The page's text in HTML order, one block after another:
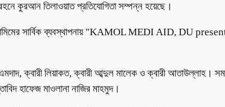
কুরআন তিলাওয়াত প্রতিযোগিতা সম্পন্ন হয়েছে।
হামিমের সার্বিক ব্যবস্থাপনায় "KAMOL MEDI AID, DU
ক্বারী লিয়াকত, ক্বারী আব্দুল মালেক ও ক্বারী আতাউল্লাহ।
হাফেজ মাওলানা নাজির মাহমুদ।